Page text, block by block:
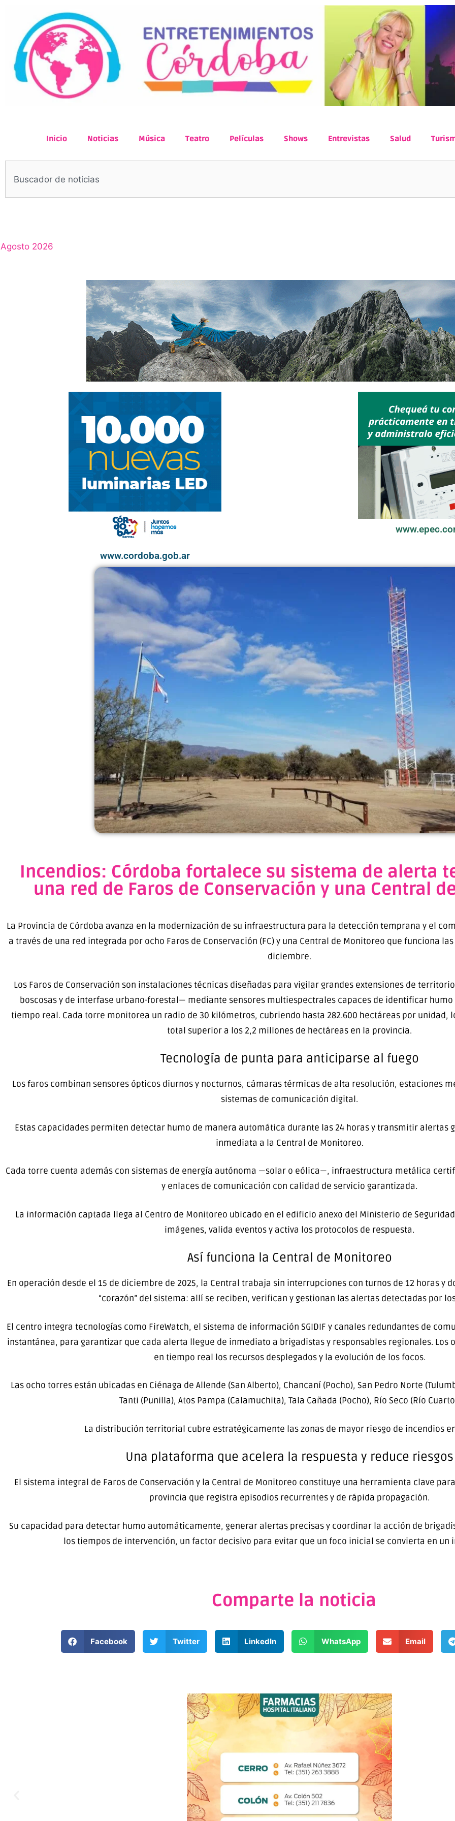
Inicio Noticias Música Teatro Películas Shows Entrevistas Salud
Agosto 2026
www.cordoba.gob.ar
Incendios: Córdoba fortalece su sistema de alerta
una red de Faros de Conservación y una Central
La Provincia de Córdoba avanza en la modernización de su infraestructura para la detección temprana y el
a través de una red integrada por ocho Faros de Conservación (FC) y una Central de Monitoreo que funciona
diciembre.
Los Faros de Conservación son instalaciones técnicas diseñadas para vigilar grandes extensiones de
boscosas y de interfase urbano-forestal— mediante sensores multiespectrales capaces de identificar
tiempo real. Cada torre monitorea un radio de 30 kilómetros, cubriendo hasta 282.600 hectáreas por unidad,
total superior a los 2,2 millones de hectáreas en la provincia.
Tecnología de punta para anticiparse al fuego
Los faros combinan sensores ópticos diurnos y nocturnos, cámaras térmicas de alta resolución, estaciones
sistemas de comunicación digital.
Estas capacidades permiten detectar humo de manera automática durante las 24 horas y transmitir alertas
inmediata a la Central de Monitoreo.
Cada torre cuenta además con sistemas de energía autónoma —solar o eólica—, infraestructura metálica
y enlaces de comunicación con calidad de servicio garantizada.
La información captada llega al Centro de Monitoreo ubicado en el edificio anexo del Ministerio de
imágenes, valida eventos y activa los protocolos de respuesta.
Así funciona la Central de Monitoreo
En operación desde el 15 de diciembre de 2025, la Central trabaja sin interrupciones con turnos de 12 horas y
“corazón” del sistema: allí se reciben, verifican y gestionan las alertas detectadas por
El centro integra tecnologías como FireWatch, el sistema de información SGIDIF y canales redundantes de
instantánea, para garantizar que cada alerta llegue de inmediato a brigadistas y responsables regionales. Los
en tiempo real los recursos desplegados y la evolución de los focos.
Las ocho torres están ubicadas en Ciénaga de Allende (San Alberto), Chancaní (Pocho), San Pedro Norte
Tanti (Punilla), Atos Pampa (Calamuchita), Tala Cañada (Pocho), Río Seco (Río
La distribución territorial cubre estratégicamente las zonas de mayor riesgo de incendios
Una plataforma que acelera la respuesta y reduce riesgos
El sistema integral de Faros de Conservación y la Central de Monitoreo constituye una herramienta clave
provincia que registra episodios recurrentes y de rápida propagación.
Su capacidad para detectar humo automáticamente, generar alertas precisas y coordinar la acción de
los tiempos de intervención, un factor decisivo para evitar que un foco inicial se convierta en un
Comparte la noticia
Facebook Twitter LinkedIn WhatsApp Email